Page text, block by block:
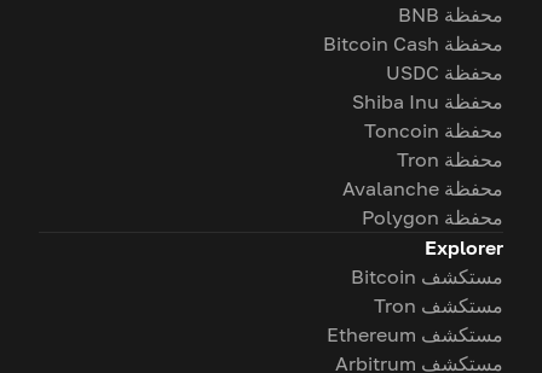
محفظة BNB
محفظة Bitcoin Cash
محفظة USDC
محفظة Shiba Inu
محفظة Toncoin
محفظة Tron
محفظة Avalanche
محفظة Polygon
Explorer
مستكشف Bitcoin
مستكشف Tron
مستكشف Ethereum
مستكشف Arbitrum